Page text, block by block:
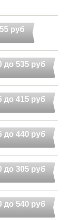
руб
до 535 руб
до 415 руб
до 440 руб
до 305 руб
до 540 руб